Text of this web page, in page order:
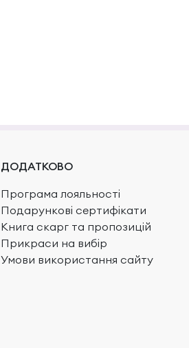
ДОДАТКОВО
Програма лояльності
Подарункові сертифікати
Книга скарг та пропозицій
Прикраси на вибір
Умови використання сайту